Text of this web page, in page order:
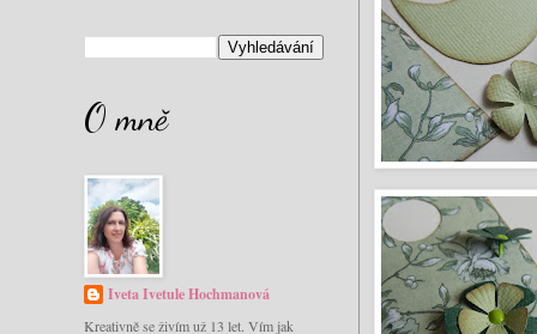
O mně
Iveta Ivetule Hochmanová
Kreativně se živím už 13 let. Vím jak